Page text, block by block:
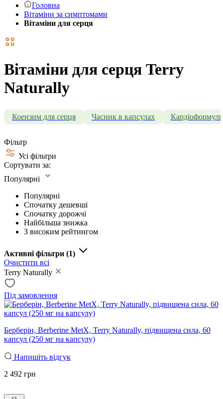
Головна
Вітаміни за симптомами
Вітаміни для серця
Вітаміни для серця Terry
Naturally
Коензим для серця Часник в капсулах Кардіоформули
Фільтр
Усі фільтри
Сортувати за:
Популярні
Популярні
Спочатку дешевші
Спочатку дорожчі
Найбільша знижка
З високим рейтингом
Активні фільтри (1)
Очистити всі
Terry Naturally
Під замовлення
Берберін, Berberine MetX, Terry Naturally, підвищена сила, 60
капсул (250 мг на капсулу)
Напишіть відгук
2 492 грн